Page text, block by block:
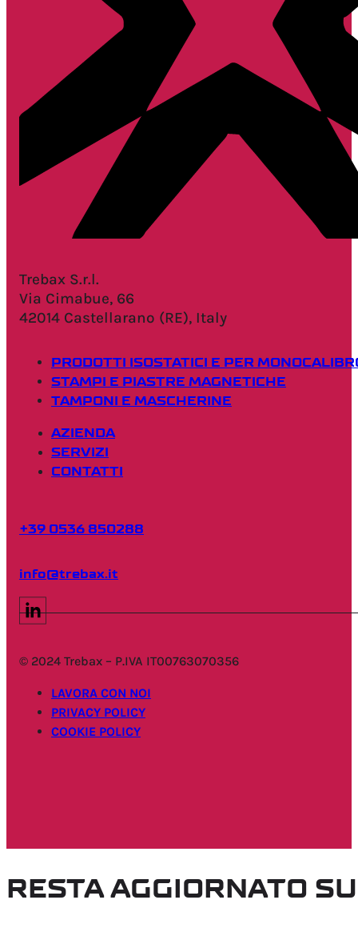
Trebax S.r.l.
Via Cimabue, 66
42014 Castellarano (RE), Italy
PRODOTTI ISOSTATICI E PER
STAMPI E PIASTRE MAGNETICHE
TAMPONI E MASCHERINE
AZIENDA
SERVIZI
CONTATTI
+39 0536 850288
info@trebax.it
© 2024 Trebax – P.IVA IT00763070356
LAVORA CON NOI
PRIVACY POLICY
COOKIE POLICY
RESTA AGGIORNATO